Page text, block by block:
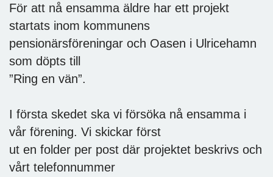
För att nå ensamma äldre har ett projekt
startats inom kommunens
pensionärsföreningar och Oasen i Ulricehamn
som döpts till
”Ring en vän”.
I första skedet ska vi försöka nå ensamma i
vår förening. Vi skickar först
ut en folder per post där projektet beskrivs och
vårt telefonnummer